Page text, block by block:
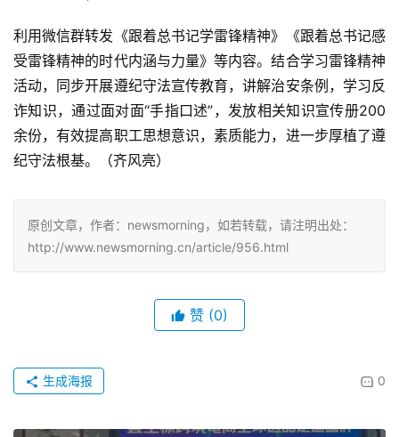
利用微信群转发《跟着总书记学雷锋精神》《跟着总书记感
受雷锋精神的时代内涵与力量》等内容。结合学习雷锋精神
活动，同步开展遵纪守法宣传教育，讲解治安条例，学习反
诈知识，通过面对面“手指口述”，发放相关知识宣传册200
余份，有效提高职工思想意识，素质能力，进一步厚植了遵
纪守法根基。（齐风亮）
原创文章，作者：newsmorning，如若转载，请注明出处：
http://www.newsmorning.cn/article/956.html
赞 (0)
0
生成海报